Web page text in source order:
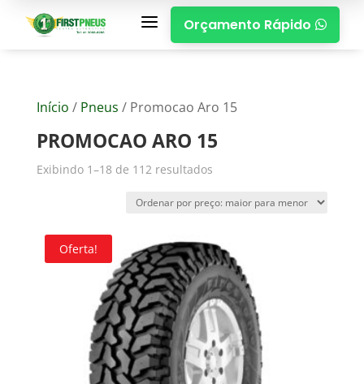
a Orçamento Rápido 
Início / Pneus / Promocao Aro 15
PROMOCAO ARO 15
Exibindo 1–18 de 112 resultados
Oferta!